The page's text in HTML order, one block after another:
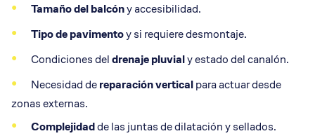
Tamaño del balcóny accesibilidad.
Tipo de pavimentoy si requiere desmontaje.
Condiciones deldrenaje pluvialy estado del canalón.
Necesidad dereparación verticalpara actuar desde
zonas externas.
Complejidadde las juntas de dilatación y sellados.